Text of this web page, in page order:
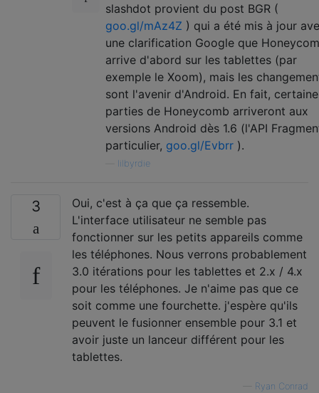
slashdot provient du post BGR (
goo.gl/mAz4Z ) qui a été mis à jour
une clarification Google que
arrive d'abord sur les tablettes (par
exemple le Xoom), mais les
sont l'avenir d'Android. En fait,
parties de Honeycomb arriveront aux
versions Android dès 1.6 (l'API
particulier, goo.gl/Evbrr ).
lilbyrdie
3
Oui, c'est à ça que ça ressemble.
L'interface utilisateur ne semble pas
fonctionner sur les petits appareils comme
les téléphones. Nous verrons probablement
3.0 itérations pour les tablettes et 2.x / 4.x
pour les téléphones. Je n'aime pas que ce
soit comme une fourchette. j'espère qu'ils
peuvent le fusionner ensemble pour 3.1 et
avoir juste un lanceur différent pour les
tablettes.
Ryan Conrad